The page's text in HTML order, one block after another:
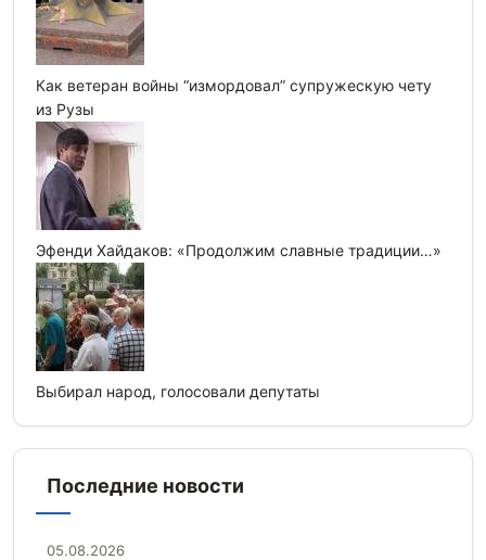
Как ветеран войны “измордовал” супружескую чету
из Рузы
Эфенди Хайдаков: «Продолжим славные традиции…»
Выбирал народ, голосовали депутаты
Последние новости
05.08.2026